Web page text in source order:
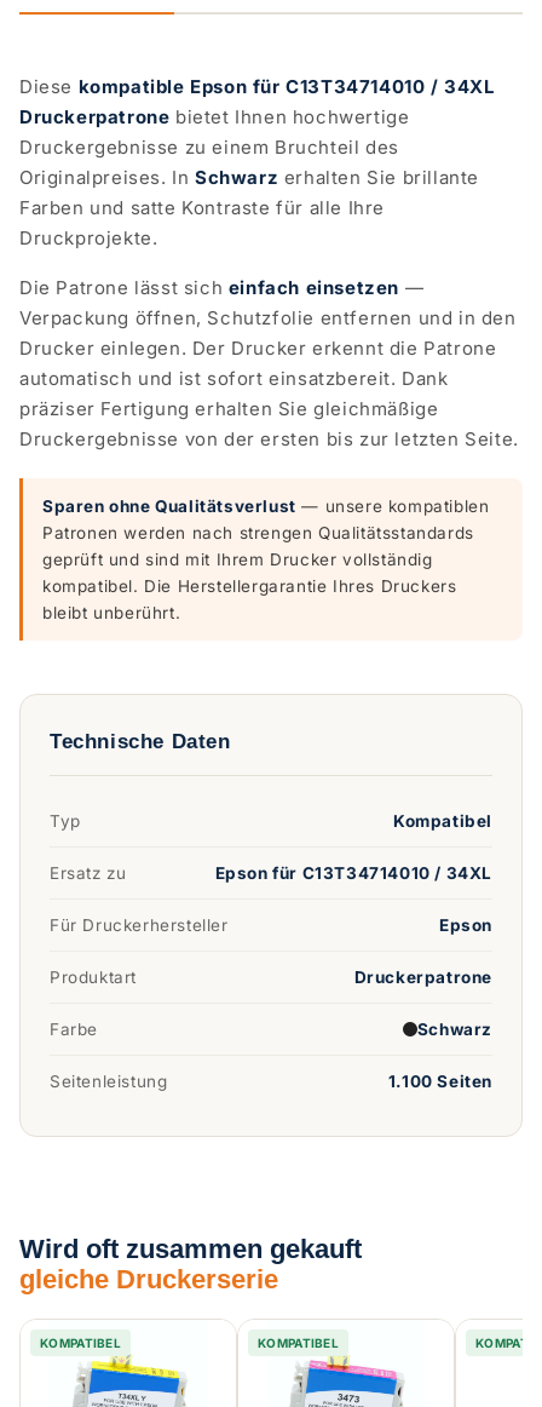
Diese kompatible Epson für C13T34714010 / 34XL
Druckerpatrone bietet Ihnen hochwertige
Druckergebnisse zu einem Bruchteil des
Originalpreises. In Schwarz erhalten Sie brillante
Farben und satte Kontraste für alle Ihre
Druckprojekte.
Die Patrone lässt sich einfach einsetzen —
Verpackung öffnen, Schutzfolie entfernen und in den
Drucker einlegen. Der Drucker erkennt die Patrone
automatisch und ist sofort einsatzbereit. Dank
präziser Fertigung erhalten Sie gleichmäßige
Druckergebnisse von der ersten bis zur letzten Seite.
Sparen ohne Qualitätsverlust — unsere kompatiblen
Patronen werden nach strengen Qualitätsstandards
geprüft und sind mit Ihrem Drucker vollständig
kompatibel. Die Herstellergarantie Ihres Druckers
bleibt unberührt.
Technische Daten
Typ Kompatibel
Ersatz zu Epson für C13T34714010 / 34XL
Für Druckerhersteller Epson
Produktart Druckerpatrone
Farbe Schwarz
Seitenleistung 1.100 Seiten
Wird oft zusammen gekauft
gleiche Druckerserie
KOMPATIBEL KOMPATIBEL